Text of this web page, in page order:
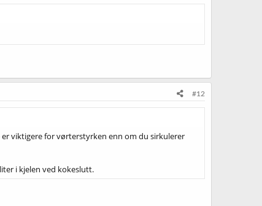
#12
viktigere for vørterstyrken enn om du sirkulerer
i kjelen ved kokeslutt.